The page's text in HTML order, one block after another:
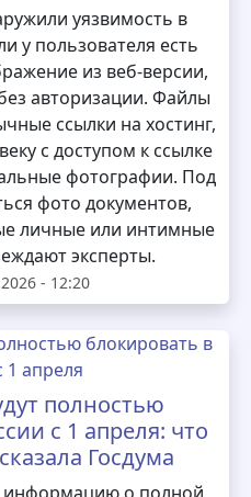
уязвимость в
у пользователя есть
из веб-версии,
авторизации. Файлы
ссылки на хостинг,
с доступом к ссылке
фотографии. Под
фото документов,
личные или интимные
эксперты.
- 12:20
полностью
с 1 апреля: что
Госдума